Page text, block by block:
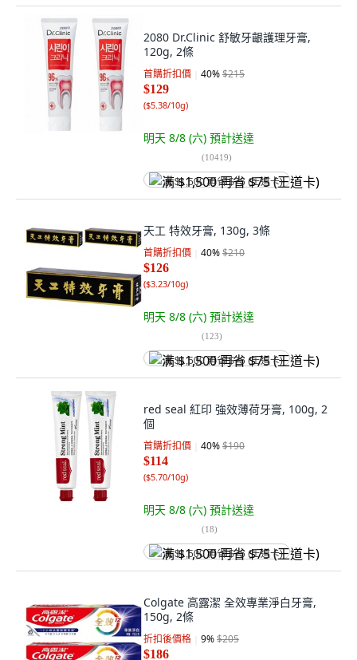
2080 Dr.Clinic 舒敏牙齦護理牙膏,
120g, 2條
首購折扣價 40%$215
$129
($5.38/10g)
明天 8/8 (六) 預計送達
(10419)
满 $1,500 再省 $75 (王道卡)
天工 特效牙膏, 130g, 3條
首購折扣價 40%$210
$126
($3.23/10g)
明天 8/8 (六) 預計送達
(123)
满 $1,500 再省 $75 (王道卡)
red seal 紅印 強效薄荷牙膏, 100g, 2
個
首購折扣價 40%$190
$114
($5.70/10g)
明天 8/8 (六) 預計送達
(18)
满 $1,500 再省 $75 (王道卡)
Colgate 高露潔 全效專業淨白牙膏,
150g, 2條
折扣後價格 9%$205
$186